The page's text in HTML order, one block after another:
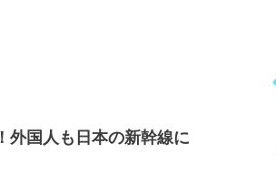
外国人も日本の新幹線に